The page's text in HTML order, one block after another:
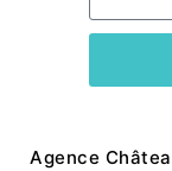
Agence